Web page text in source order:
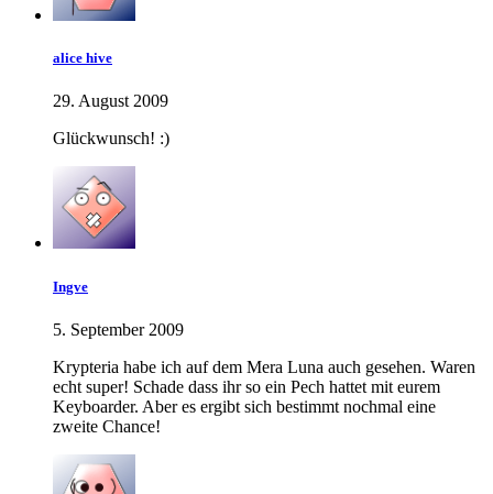
alice hive
29. August 2009
Glückwunsch! :)
Ingve
5. September 2009
Krypteria habe ich auf dem Mera Luna auch gesehen. Waren
echt super! Schade dass ihr so ein Pech hattet mit eurem
Keyboarder. Aber es ergibt sich bestimmt nochmal eine
zweite Chance!